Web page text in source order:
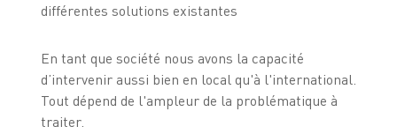
différentes solutions existantes
En tant que société nous avons la capacité
d’intervenir aussi bien en local qu'à l'international.
Tout dépend de l'ampleur de la problématique à
traiter.